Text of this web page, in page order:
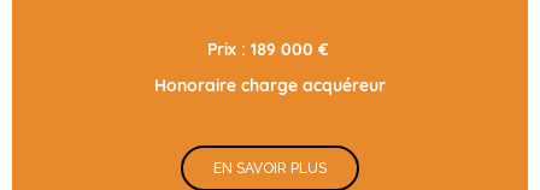
Prix : 189 000 €
Honoraire charge acquéreur
EN SAVOIR PLUS